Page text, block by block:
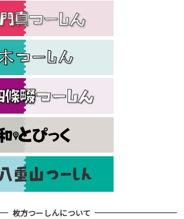
枚方つーしんについて